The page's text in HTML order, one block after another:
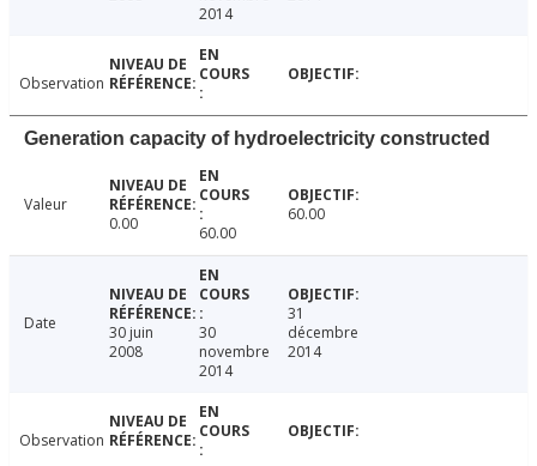
2014
Observation
Generation capacity of hydroelectricity constructed
Valeur
0.00
60.00
60.00
Date
30 juin
2008
30
novembre
2014
31
décembre
2014
Observation